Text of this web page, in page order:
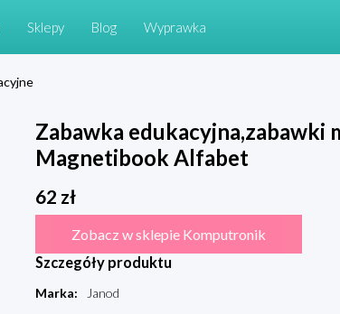
Sklepy Blog Wyprawka
Zabawka edukacyjna,zabawki
Magnetibook Alfabet
62 zł
Zobacz w sklepie Komputronik
Szczegóły produktu
Marka:
Janod